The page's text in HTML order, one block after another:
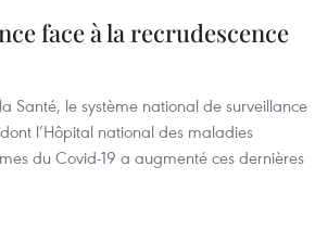
face à la recrudescence
Santé, le système national de surveillance
l’Hôpital national des maladies
du Covid-19 a augmenté ces dernières